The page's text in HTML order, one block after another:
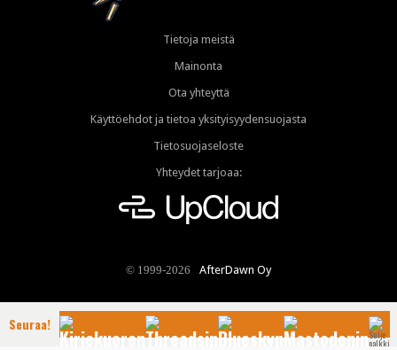
Tietoja meistä
Mainonta
Ota yhteyttä
Käyttöehdot ja tietoa yksityisyydensuojasta
Tietosuojaseloste
Yhteydet tarjoaa:
© 1999-2026 AfterDawn Oy
Seuraa!